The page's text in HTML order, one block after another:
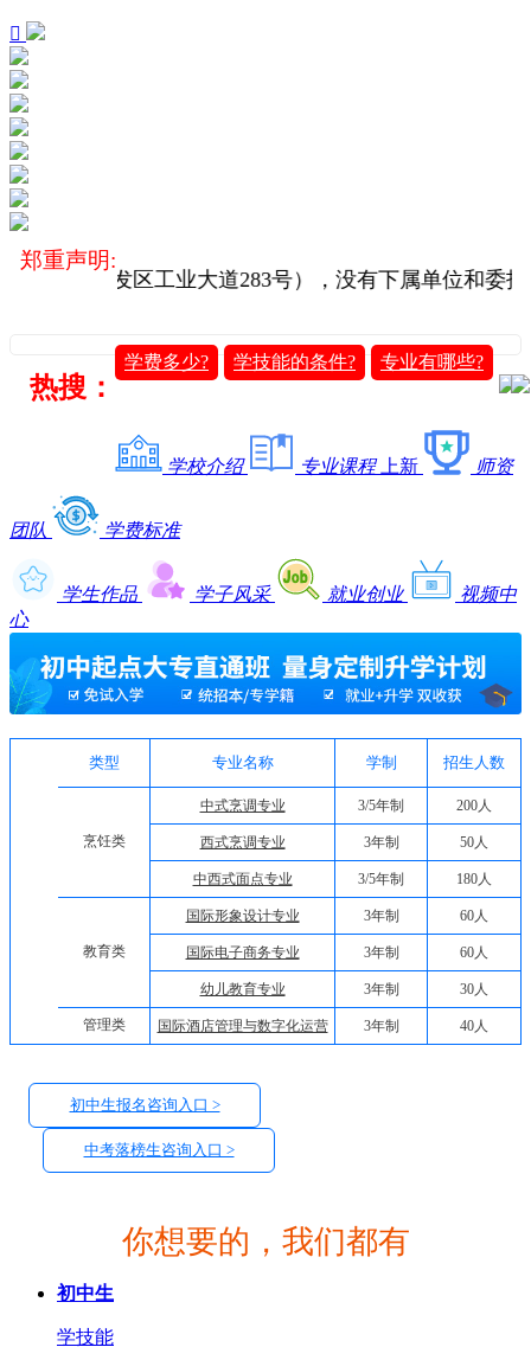

郑重声明:
经济开发区工业大道283号），没有下属单位和委
热搜：
学费多少? 学技能的条件? 专业有哪些?
学校介绍 专业课程 上新 师资
团队 学费标准
学生作品 学子风采 就业创业
视频中
心
类型 专业名称 学制 招生人数
烹饪类
中式烹调专业
西式烹调专业
中西式面点专业
3/5年制
3年制
3/5年制
200人
50人
180人
教育类
国际形象设计专业
国际电子商务专业
幼儿教育专业
3年制
3年制
3年制
60人
60人
30人
管理类 国际酒店管理与数字化运营 3年制 40人
初中生报名咨询入口 >
中考落榜生咨询入口 >
你想要的，我们都有
初中生
学技能